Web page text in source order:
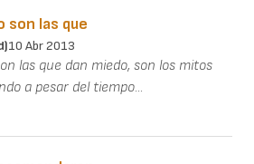
son las que
10 Abr 2013
las que dan miedo, son los mitos
a pesar del tiempo...